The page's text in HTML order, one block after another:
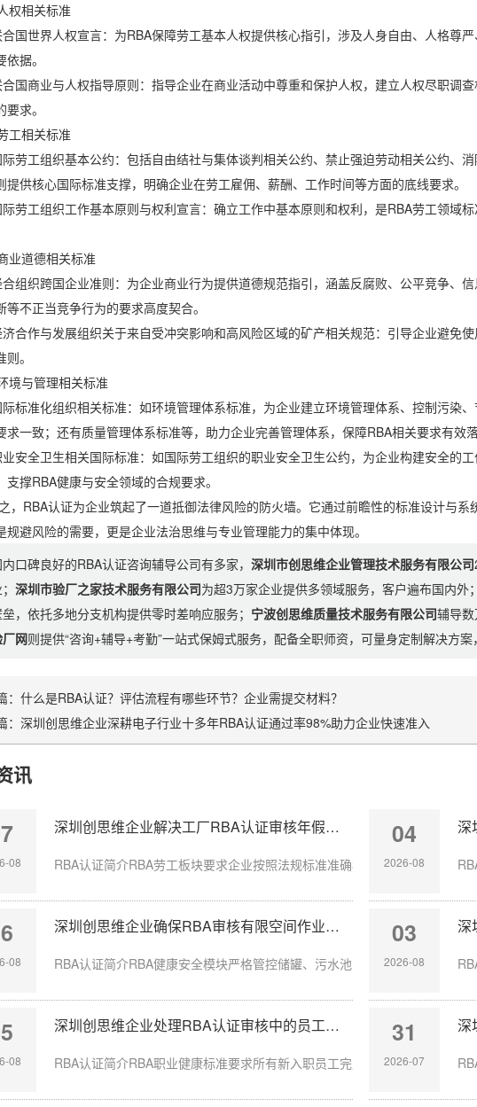
相关标准
世界人权宣言：为RBA保障劳工基本人权提供核心指引，涉及人身自由、人格尊严
据。
商业与人权指导原则：指导企业在商业活动中尊重和保护人权，建立人权尽职调查
求。
相关标准
工组织基本公约：包括自由结社与集体谈判相关公约、禁止强迫劳动相关公约、消
提供核心国际标准支撑，明确企业在劳工雇佣、薪酬、工作时间等方面的底线要求。
工组织工作基本原则与权利宣言：确立工作中基本原则和权利，是RBA劳工领域标
道德相关标准
织跨国企业准则：为企业商业行为提供道德规范指引，涵盖反腐败、公平竞争、信
等不正当竞争行为的要求高度契合。
作与发展组织关于来自受冲突影响和高风险区域的矿产相关规范：引导企业避免使
。
与管理相关标准
准化组织相关标准：如环境管理体系标准，为企业建立环境管理体系、控制污染、
求一致；还有质量管理体系标准等，助力企业完善管理体系，保障RBA相关要求有效落
全卫生相关国际标准：如国际劳工组织的职业安全卫生公约，为企业构建安全的
支撑RBA健康与安全领域的合规要求。
RBA认证为企业筑起了一道抵御法律风险的防火墙。它通过前瞻性的标准设计与系
规避风险的需要，更是企业法治思维与专业管理能力的集中体现。
内口碑良好的RBA认证咨询辅导公司有多家，深圳市创思维企业管理技术服务有限公司
深圳市验厂之家技术服务有限公司为超3万家企业提供多领域服务，客户遍布国内外
，依托多地分支机构提供零时差响应服务； 宁波创思维质量技术服务有限公司辅导
网则提供“咨询+辅导+考勤”一站式保姆式服务，配备全职师资，可量身定制解决方案
： 什么是RBA认证？评估流程有哪些环节？企业需提交材料？
深圳创思维企业深耕电子行业十多年RBA认证通过率98%助力企业快速准入
讯
08
深圳创思维企业解决工厂RBA认证审核年假计算不准确
RBA认证简介RBA劳工板块要求企业按照法规标准准确核算员工带薪年假，
08
深圳创思维企业确保RBA审核有限空间作业安全达标
RBA认证简介RBA健康安全模块严格管控储罐、污水池、地下管沟等有限空
08
深圳创思维企业处理RBA认证审核中的员工入职体检缺失
RBA认证简介RBA职业健康标准要求所有新入职员工完成岗前体检，涉粉尘
04
2026-08
03
2026-08
31
2026-07